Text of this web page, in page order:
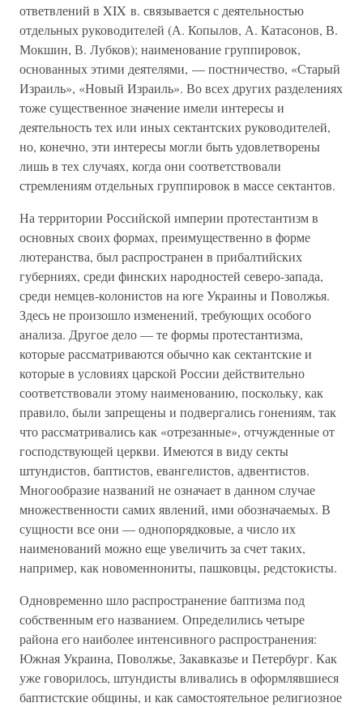
ответвлений в XIX в. связывается с деятельностью
отдельных руководителей (А. Копылов, А. Катасонов, В.
Мокшин, В. Лубков); наименование группировок,
основанных этими деятелями, — постничество, «Старый
Израиль», «Новый Израиль». Во всех других разделениях
тоже существенное значение имели интересы и
деятельность тех или иных сектантских руководителей,
но, конечно, эти интересы могли быть удовлетворены
лишь в тех случаях, когда они соответствовали
стремлениям отдельных группировок в массе сектантов.
На территории Российской империи протестантизм в
основных своих формах, преимущественно в форме
лютеранства, был распространен в прибалтийских
губерниях, среди финских народностей северо-запада,
среди немцев-колонистов на юге Украины и Поволжья.
Здесь не произошло изменений, требующих особого
анализа. Другое дело — те формы протестантизма,
которые рассматриваются обычно как сектантские и
которые в условиях царской России действительно
соответствовали этому наименованию, поскольку, как
правило, были запрещены и подвергались гонениям, так
что рассматривались как «отрезанные», отчужденные от
господствующей церкви. Имеются в виду секты
штундистов, баптистов, евангелистов, адвентистов.
Многообразие названий не означает в данном случае
множественности самих явлений, ими обозначаемых. В
сущности все они — однопорядковые, а число их
наименований можно еще увеличить за счет таких,
например, как новоменнониты, пашковцы, редстокисты.
Одновременно шло распространение баптизма под
собственным его названием. Определились четыре
района его наиболее интенсивного распространения:
Южная Украина, Поволжье, Закавказье и Петербург. Как
уже говорилось, штундисты вливались в оформлявшиеся
баптистские общины, и как самостоятельное религиозное